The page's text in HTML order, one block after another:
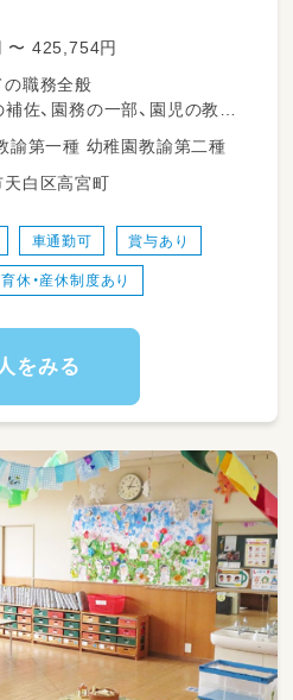
〜 425,754円
職務全般
補佐、園務の一部、園児の教育
和8年9月1日以降
生が多いですが、新しく入ら
う雰囲気が根付いています。
ければ園児も楽しくない」とい
います。
りサポートいたしますので、
やお悩みがありましたらお気軽
！
保育士 幼稚園教諭第一種 幼稚園教諭第二種
白区高宮町
車通勤可 賞与あり
育休・産休制度あり
をみる